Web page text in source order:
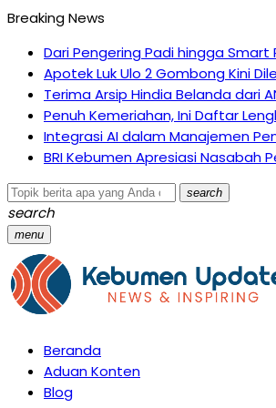
Breaking News
Dari Pengering Padi hingga Smart
Apotek Luk Ulo 2 Gombong Kini
Terima Arsip Hindia Belanda dari
Penuh Kemeriahan, Ini Daftar
Integrasi AI dalam Manajemen
BRI Kebumen Apresiasi Nasabah
search
search
menu
Beranda
Aduan Konten
Blog